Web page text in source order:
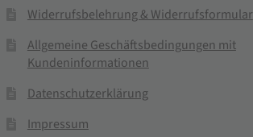
Widerrufsbelehrung & Widerrufsformular
Allgemeine Geschäftsbedingungen mit
Kundeninformationen
Datenschutzerklärung
Impressum